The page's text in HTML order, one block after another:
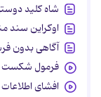
شاه کلید
اوکراین سند
آگاهی بدون
فرمول شکست
افشای اطلاعات